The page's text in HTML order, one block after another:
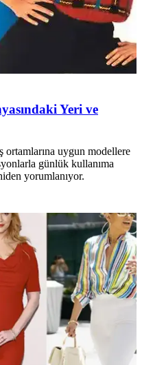
Yeri ve
ortamlarına uygun modellere
günlük kullanıma
yorumlanıyor.